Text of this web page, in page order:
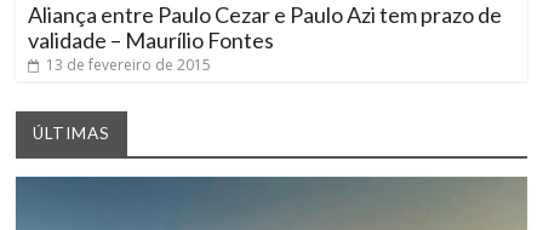
Aliança entre Paulo Cezar e Paulo Azi tem prazo de
validade – Maurílio Fontes
13 de fevereiro de 2015
ÚLTIMAS